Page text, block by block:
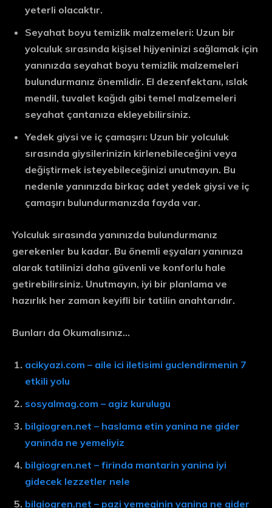
yeterli olacaktır.
Seyahat boyu temizlik malzemeleri: Uzun bir
yolculuk sırasında kişisel hijyeninizi sağlamak için
yanınızda seyahat boyu temizlik malzemeleri
bulundurmanız önemlidir. El dezenfektanı, ıslak
mendil, tuvalet kağıdı gibi temel malzemeleri
seyahat çantanıza ekleyebilirsiniz.
Yedek giysi ve iç çamaşırı: Uzun bir yolculuk
sırasında giysilerinizin kirlenebileceğini veya
değiştirmek isteyebileceğinizi unutmayın. Bu
nedenle yanınızda birkaç adet yedek giysi ve iç
çamaşırı bulundurmanızda fayda var.
Yolculuk sırasında yanınızda bulundurmanız
gerekenler bu kadar. Bu önemli eşyaları yanınıza
alarak tatilinizi daha güvenli ve konforlu hale
getirebilirsiniz. Unutmayın, iyi bir planlama ve
hazırlık her zaman keyifli bir tatilin anahtarıdır.
Bunları da Okumalısınız…
acikyazi.com – aile ici iletisimi guclendirmenin 7
etkili yolu
sosyalmag.com – agiz kurulugu
bilgiogren.net – haslama etin yanina ne gider
yaninda ne yemeliyiz
bilgiogren.net – firinda mantarin yanina iyi
gidecek lezzetler nele
bilgiogren.net – pazi yemeginin yanina ne gider